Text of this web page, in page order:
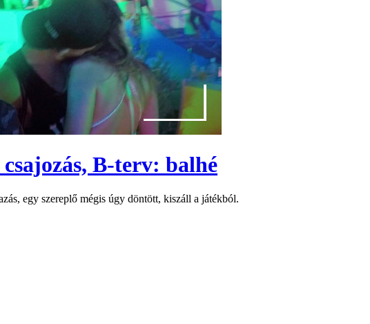
B-terv: balhé
egy szereplő mégis úgy döntött, kiszáll a játékból.